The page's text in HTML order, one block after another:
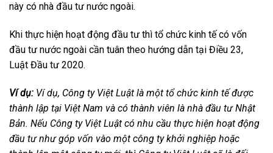
này có nhà đầu tư nước ngoài.
Khi thực hiện hoạt động đầu tư thì tổ chức kinh tế có vốn
đầu tư nước ngoài cần tuân theo hướng dẫn tại Điều 23,
Luật Đầu tư 2020.
Ví dụ: Ví dụ, Công ty Việt Luật là một tổ chức kinh tế được
thành lập tại Việt Nam và có thành viên là nhà đầu tư Nhật
Bản. Nếu Công ty Việt Luật có nhu cầu thực hiện hoạt động
đầu tư như góp vốn vào một công ty khởi nghiệp hoặc